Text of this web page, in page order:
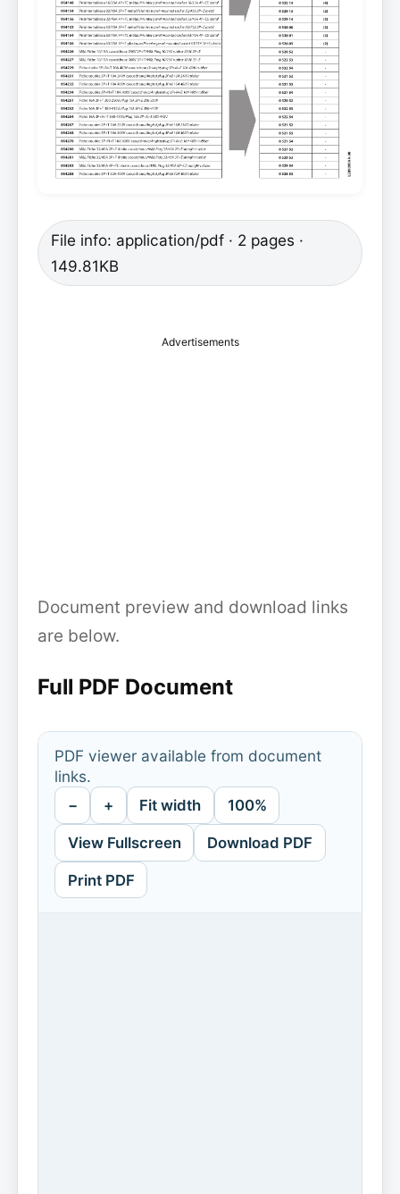
File info: application/pdf · 2 pages ·
149.81KB
Advertisements
Document preview and download links
are below.
Full PDF Document
PDF viewer available from document
links.
− + Fit width 100%
View Fullscreen Download PDF
Print PDF